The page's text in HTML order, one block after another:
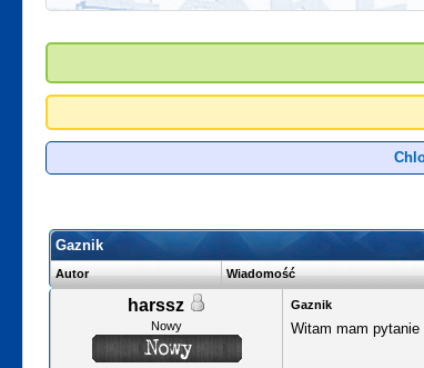
Gaznik
Autor Wiadomość
harssz
Nowy
Gaznik
Witam mam